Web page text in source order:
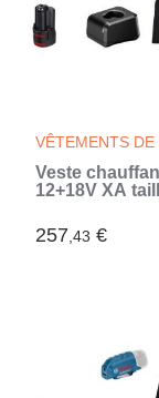
VÊTEMENTS DE
Veste
12+18V XA
06188000FY
257,43 €